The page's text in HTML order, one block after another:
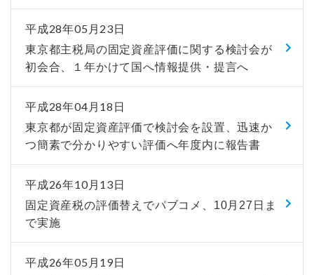
平成28年05月23日
東京都主税局の固定資産評価に関する検討会が
初会合、１年かけて国へ情報提供・提言へ
平成28年04月18日
東京都が固定資産評価で検討会を設置、迅速か
つ簡素で分かりやすい評価へ年度内に報告書
平成26年10月13日
固定資産税の評価替えでパブコメ、10月27日ま
で実施
平成26年05月19日